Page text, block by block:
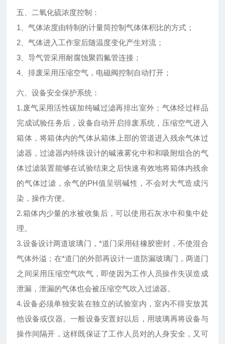
五、二氧化硫浓度控制：
1、气体浓度由特制的计量筒控制气体体积比的方式；
2、气体进入工作室后随温度变化产生对流；
3、导气管采用耐腐蚀聚四氟管连接；
4、排废采用压缩空气，电磁阀控制自动打开；
六、设备安全保护系统：
1.废气采用活性碳加纯碱过滤再排出室外；气体经过样品
完成试验任务后，设备自动开启排废系统，压缩空气进入
箱体，将箱体内的气体从箱体上部的管道进入残余气体过
滤器，过滤器内特殊设计的碱液雾化中和和吸附组合的气
体过滤装置能够在试验结束之后快速有效地将箱体内残余
的气体过滤，余气的PH值呈弱碱性，不会对大气造成污
染，操作方便。
2.箱体内少量的水被收集后，可以使用石灰水中和集中处
理。
3.设备设计两道玻璃门，*道门采用硅橡胶密封，不使混合
气体外溢；在*道门的外部再设计一道防漏玻璃门，两道门
之间采用压缩空气吹气，即使因为工作人员操作失误造成
泄漏，泄漏的气体也会被压缩空气吹入过滤器。
4.设备必须单独安装在独立的试验室内，室内不得安放其
他设备或仪器。一般设备安置好以后，用玻璃再将设备与
操作间隔开，这样既保证了工作人员对的人身安全，又可